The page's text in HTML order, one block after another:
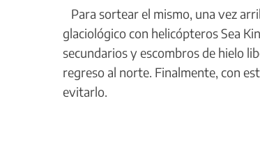
Para sortear el mismo, una vez
glaciológico con helicópteros Sea
secundarios y escombros de hielo
regreso al norte. Finalmente, con
evitarlo.